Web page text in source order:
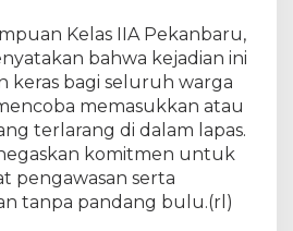
Kelas IIA Pekanbaru,
bahwa kejadian ini
keras bagi seluruh warga
memasukkan atau
terlarang di dalam lapas.
komitmen untuk
pengawasan serta
tanpa pandang bulu.(rl)